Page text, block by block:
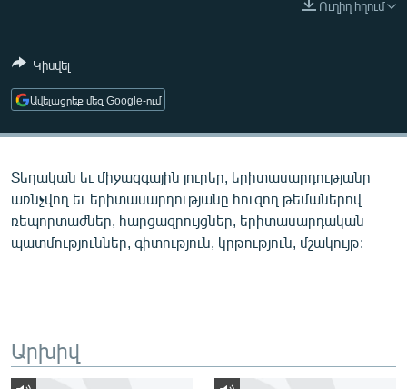
ՄԵԿՆԱԲԱՆՈՒԹՅՈՒՆ
ԿՈՐՈՆԱՎԻՐՈՒՍ
ԱՐԽԻՎ
ՏԵՍԱՆՅՈՒԹԵՐ
ՓՈԴՔԱՍԹ
Ուղիղ հղում
Կիսվել
Ավելացրեք մեզ Google-ում
Տեղական եւ միջազգային լուրեր, երիտասարդությանը
առնչվող եւ երիտասարդությանը հուզող թեմաներով
ռեպորտաժներ, հարցազրույցներ, երիտասարդական
պատմություններ, գիտություն, կրթություն, մշակույթ:
Արխիվ